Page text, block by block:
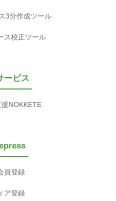
3分作成ツール
ス校正ツール
ービス
NOKKETE
員登録
ア登録